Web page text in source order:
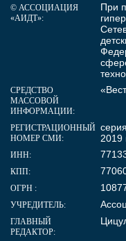
© АССОЦИАЦИЯ
«АИДТ»:
При
СРЕДСТВО
МАССОВОЙ
ИНФОРМАЦИИ:
РЕГИСТРАЦИОННЫЙ
НОМЕР СМИ:
2019
ИНН:
КПП:
ОГРН :
УЧРЕДИТЕЛЬ:
ГЛАВНЫЙ
РЕДАКТОР: